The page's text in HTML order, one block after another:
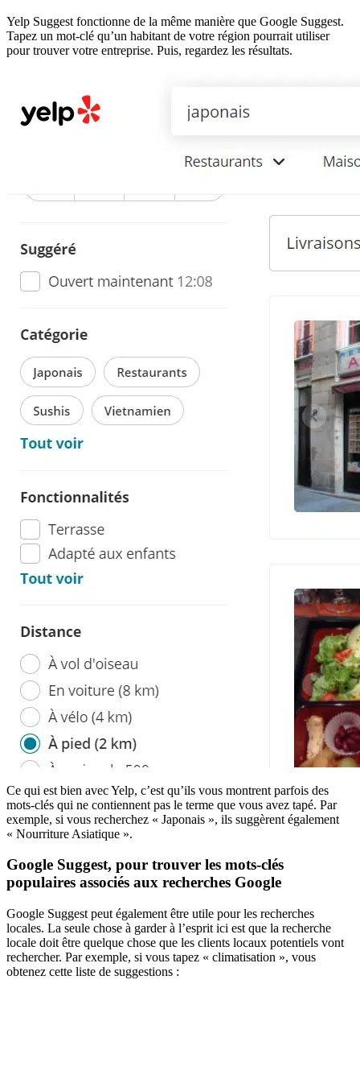
Yelp Suggest fonctionne de la même manière que Google Suggest.
Tapez un mot-clé qu’un habitant de votre région pourrait utiliser
pour trouver votre entreprise. Puis, regardez les résultats.
Ce qui est bien avec Yelp, c’est qu’ils vous montrent parfois des
mots-clés qui ne contiennent pas le terme que vous avez tapé. Par
exemple, si vous recherchez « Japonais », ils suggèrent également
« Nourriture Asiatique ».
Google Suggest, pour trouver les mots-clés
populaires associés aux recherches Google
Google Suggest peut également être utile pour les recherches
locales. La seule chose à garder à l’esprit ici est que la recherche
locale doit être quelque chose que les clients locaux potentiels vont
rechercher. Par exemple, si vous tapez « climatisation », vous
obtenez cette liste de suggestions :